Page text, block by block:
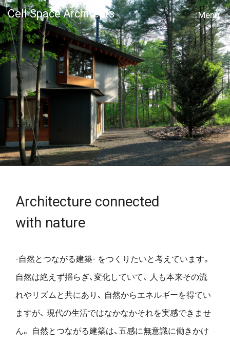
Cell Space Architects
MENU
Architecture connected
with nature
-自然とつながる建築- をつくりたいと考えています。
自然は絶えず揺らぎ、変化していて、
人も本来その流
れやリズムと共にあり、 自然からエネルギーを得てい
ますが、 現代の生活ではなかなかそれを実感できませ
ん。
自然とつながる建築は、五感に無意識に働きかけ